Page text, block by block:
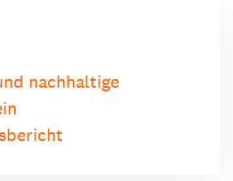
nachhaltige